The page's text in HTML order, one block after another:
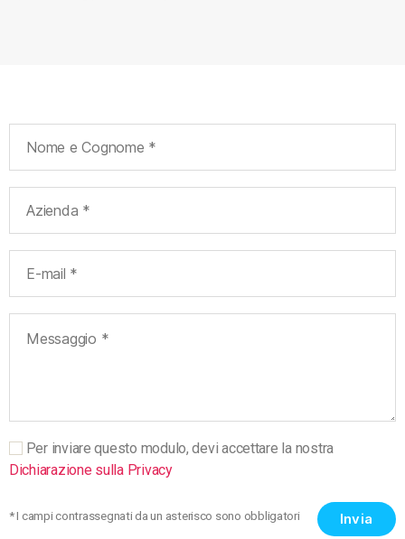
Per inviare questo modulo, devi accettare la nostra
Dichiarazione sulla Privacy
* I campi contrassegnati da un asterisco sono obbligatori